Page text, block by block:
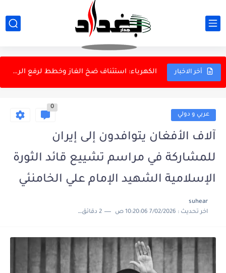
أخر الاخبار
التعليم العالي تُلزم الجامعات بمنح تأييد تخرج للمتقدمين على دورة...
الكهرباء: استئناف ضخ الغاز وخطط لرفع الربط مع تركيا
مسؤول ايراني: الطيارون الإيرانيون أثبتوا كفاءتهم بلا أنظمة متطورة
العدل: كسب دعوى قضائية لصالح أدوية سامراء أمام محاكم الأردن
عربي و دولي
0
آلاف الأفغان يتوافدون إلى إيران
للمشاركة في مراسم تشييع قائد الثورة
الإسلامية الشهيد الإمام علي الخامنئي
suhear
اخر تحديث : 7/02/2026 10:20:06 ص 2 دقائق للقراءة